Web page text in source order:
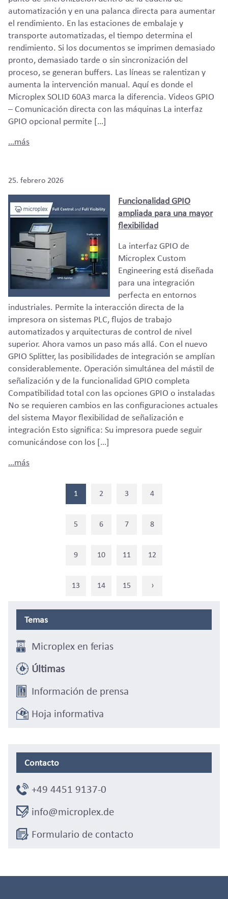
automatización y en una palanca directa para aumentar
el rendimiento. En las estaciones de embalaje y
transporte automatizadas, el tiempo determina el
rendimiento. Si los documentos se imprimen demasiado
pronto, demasiado tarde o sin sincronización del
proceso, se generan buffers. Las líneas se ralentizan y
aumenta la intervención manual. Aquí es donde el
Microplex SOLID 60A3 marca la diferencia. Videos GPIO
– Comunicación directa con las máquinas La interfaz
GPIO opcional permite […]
…más
25. febrero 2026
Funcionalidad GPIO
ampliada para una mayor
flexibilidad
La interfaz GPIO de
Microplex Custom
Engineering está diseñada
para una integración
perfecta en entornos
industriales. Permite la interacción directa de la
impresora on sistemas PLC, flujos de trabajo
automatizados y arquitecturas de control de nivel
superior. Ahora vamos un paso más allá. Con el nuevo
GPIO Splitter, las posibilidades de integración se amplían
considerablemente. Operación simultánea del mástil de
señalización y de la funcionalidad GPIO completa
Compatibilidad total con las opciones GPIO o instaladas
No se requieren cambios en las configuraciones actuales
del sistema Mayor flexibilidad de señalización e
integración Esto significa: Su impresora puede seguir
comunicándose con los […]
…más
1 2 3 4
5 6 7 8
9 10 11 12
13 14 15 ›
Temas
Microplex en ferias
Últimas
Información de prensa
Hoja informativa
Contacto
+49 4451 9137-0
info@microplex.de
Formulario de contacto